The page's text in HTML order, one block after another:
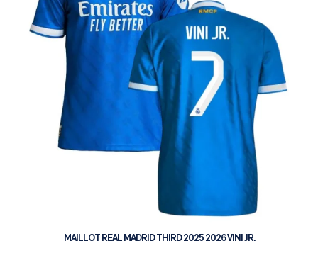
MAILLOT REAL MADRID THIRD 2025 2026 VINI JR.